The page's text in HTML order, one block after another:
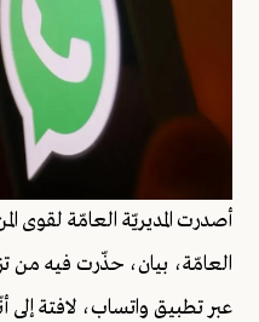
أصدرت المديريّة العامّة لقوى
العامّة، بيان، حذّرت فيه من
عبر تطبيق واتساب، لافتة إلى